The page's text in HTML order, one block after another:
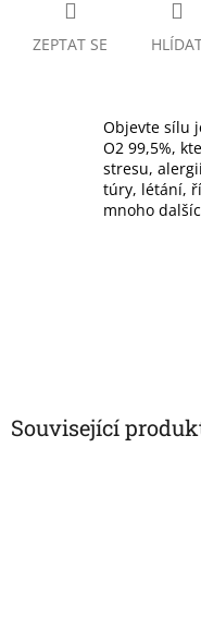
ZEPTAT SE
Objevte sílu
O2 99,5%,
stresu,
túry, létání,
mnoho
Související